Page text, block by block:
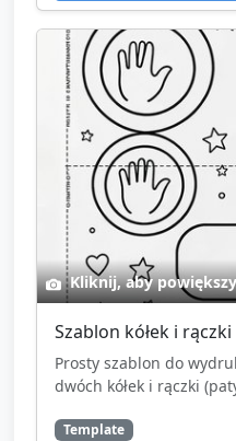
Kliknij, aby
Szablon kółek i
Prosty szablon do
dwóch kółek i rączki
Template